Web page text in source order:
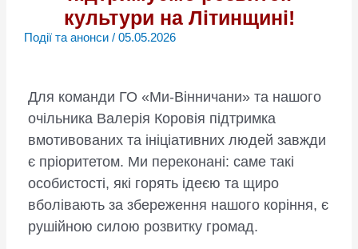
культури на Літинщині!
Події та анонси/ 05.05.2026
Для команди ГО «Ми-Вінничани» та нашого
очільника Валерія Коровія підтримка
вмотивованих та ініціативних людей завжди
є пріоритетом. Ми переконані: саме такі
особистості, які горять ідеєю та щиро
вболівають за збереження нашого коріння, є
рушійною силою розвитку громад.